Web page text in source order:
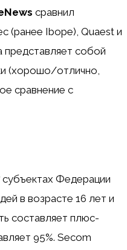
сравнил
(ранее Ibope), Quaest и
представляет собой
(хорошо/отлично,
сравнение с
Федерации
в возрасте 16 лет и
составляет плюс-
95%. Secom